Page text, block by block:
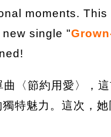
moments. This
single "
〈節約用愛〉，
獨特魅力。這次，